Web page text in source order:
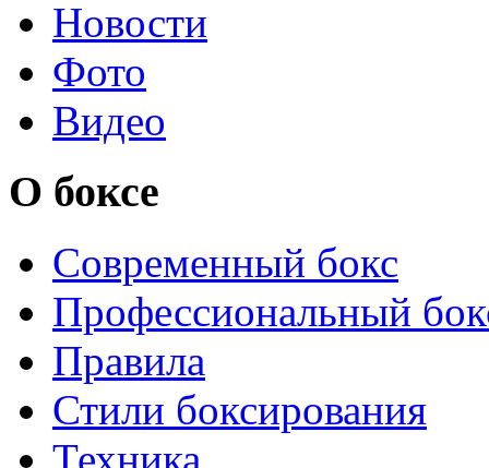
Новости
Фото
Видео
О боксе
Современный бокс
Профессиональный
Правила
Стили боксирования
Техника